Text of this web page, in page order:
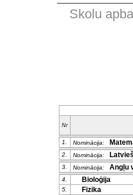
Skolu
Nr
1. Nominācija:
2. Nominācija:
3. Nominācija: Angļu
4. Bioloģija
5. Fizika